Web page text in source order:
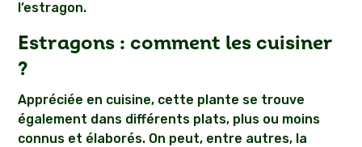
l’estragon.
Estragons : comment les cuisiner
?
Appréciée en cuisine, cette plante se trouve
également dans différents plats, plus ou moins
connus et élaborés. On peut, entre autres, la